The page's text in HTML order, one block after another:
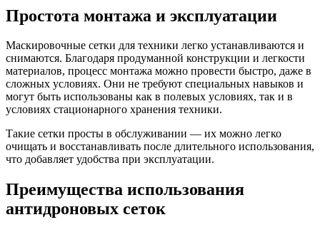
Простота монтажа и эксплуатации
Маскировочные сетки для техники легко устанавливаются и
снимаются. Благодаря продуманной конструкции и легкости
материалов, процесс монтажа можно провести быстро, даже в
сложных условиях. Они не требуют специальных навыков и
могут быть использованы как в полевых условиях, так и в
условиях стационарного хранения техники.
Такие сетки просты в обслуживании — их можно легко
очищать и восстанавливать после длительного использования,
что добавляет удобства при эксплуатации.
Преимущества использования
антидроновых сеток